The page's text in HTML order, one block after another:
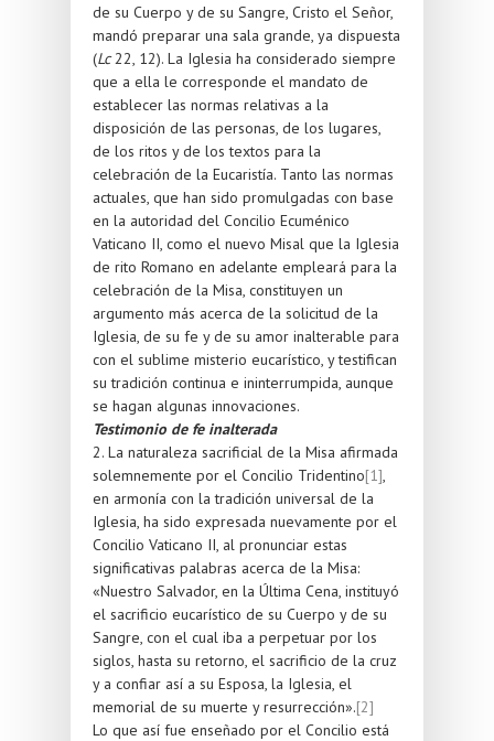
de su Cuerpo y de su Sangre, Cristo el Señor,
mandó preparar una sala grande, ya dispuesta
(Lc22, 12). La Iglesia ha considerado siempre
que a ella le corresponde el mandato de
establecer las normas relativas a la
disposición de las personas, de los lugares,
de los ritos y de los textos para la
celebración de la Eucaristía. Tanto las normas
actuales, que han sido promulgadas con base
en la autoridad del Concilio Ecuménico
Vaticano II, como el nuevo Misal que la Iglesia
de rito Romano en adelante empleará para la
celebración de la Misa, constituyen un
argumento más acerca de la solicitud de la
Iglesia, de su fe y de su amor inalterable para
con el sublime misterio eucarístico, y testifican
su tradición continua e ininterrumpida, aunque
se hagan algunas innovaciones.
Testimonio de fe inalterada
2. La naturaleza sacrificial de la Misa afirmada
solemnemente por el Concilio Tridentino[1],
en armonía con la tradición universal de la
Iglesia, ha sido expresada nuevamente por el
Concilio Vaticano II, al pronunciar estas
significativas palabras acerca de la Misa:
«Nuestro Salvador, en la Última Cena, instituyó
el sacrificio eucarístico de su Cuerpo y de su
Sangre, con el cual iba a perpetuar por los
siglos, hasta su retorno, el sacrificio de la cruz
y a confiar así a su Esposa, la Iglesia, el
memorial de su muerte y resurrección».[2]
Lo que así fue enseñado por el Concilio está